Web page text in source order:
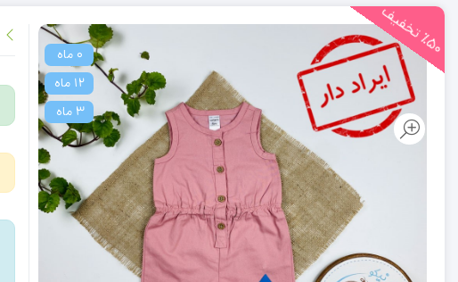
٪5
0
ت
خ
ف
یف
0 ماه
12 ماه
3 ماه